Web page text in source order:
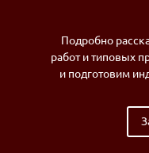
Подробно
работ и типовых
и подготовим